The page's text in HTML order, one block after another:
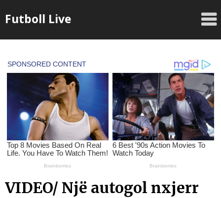
toFutboll Live
VIDEO/ Një autogol nxjerr